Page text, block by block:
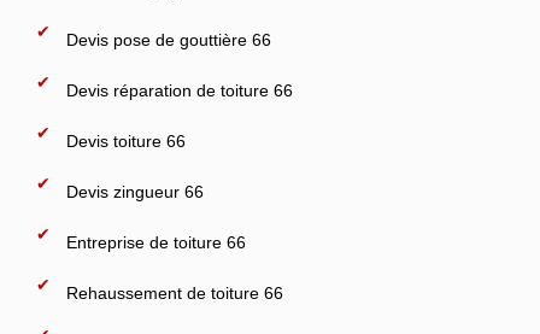
Devis pose de gouttière 66
Devis réparation de toiture 66
Devis toiture 66
Devis zingueur 66
Entreprise de toiture 66
Rehaussement de toiture 66